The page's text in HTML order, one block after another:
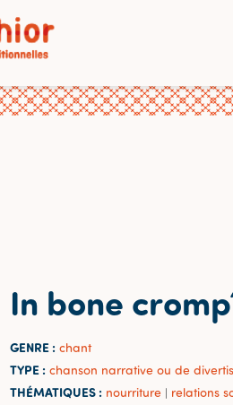
In bone
GENRE : chant
TYPE : chanson narrative ou de
THÉMATIQUES : nourriture | relations